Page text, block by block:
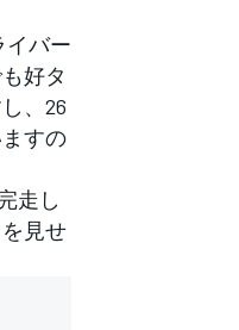
イバー
好タ
、26
すの
走し
見せ